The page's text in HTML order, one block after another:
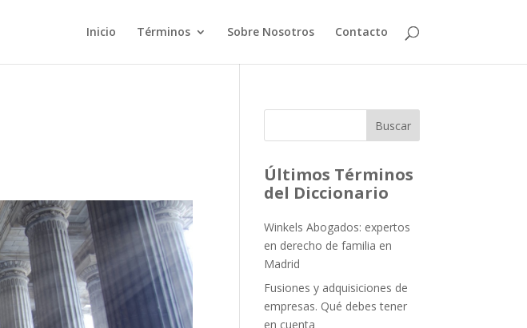
Inicio Términos Sobre Nosotros Contacto
Buscar
Últimos Términos
del Diccionario
Winkels Abogados: expertos
en derecho de familia en
Madrid
Fusiones y adquisiciones de
empresas. Qué debes tener
en cuenta